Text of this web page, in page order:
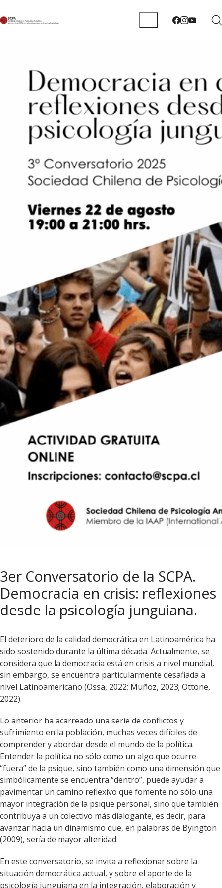
3er Conversatorio de la SCPA.
Democracia en crisis: reflexiones
desde la psicología junguiana.
El deterioro de la calidad democrática en Latinoamérica ha
sido sostenido durante la última década. Actualmente, se
considera que la democracia está en crisis a nivel mundial,
sin embargo, se encuentra particularmente desafiada a
nivel Latinoamericano (Ossa, 2022; Muñoz, 2023; Ottone,
2022).
Lo anterior ha acarreado una serie de conflictos y
sufrimiento en la población, muchas veces difíciles de
comprender y abordar desde el mundo de la política.
Entender la política no sólo como un algo que ocurre
“fuera” de la psique, sino también como una dimensión que
simbólicamente se encuentra “dentro”, puede ayudar a
pavimentar un camino reflexivo que fomente no sólo una
mayor integración de la psique personal, sino que también
contribuya a un colectivo más dialogante, es decir, para
avanzar hacia un dinamismo que, en palabras de Byington
(2009), sería de mayor alteridad.
En este conversatorio, se invita a reflexionar sobre la
situación democrática actual, y sobre el aporte de la
psicología junguiana en la integración, elaboración y